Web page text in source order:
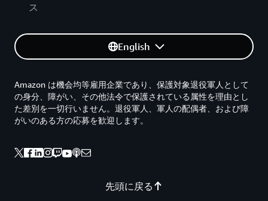
ス
English
先頭に戻る
Amazon は機会均等雇用企業であり、保護対象退役軍人として
の身分、障がい、その他法令で保護されている属性を理由とし
た差別を一切行いません。退役軍人、軍人の配偶者、および障
がいのある方の応募を歓迎します。